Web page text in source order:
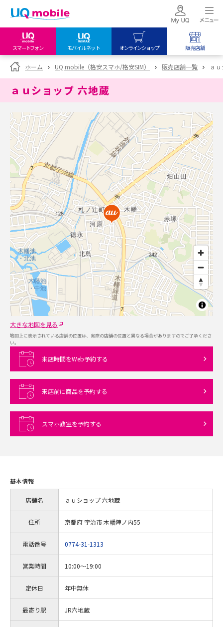
スマートフォン モバイルネット オンラインショップ 販売店舗
my UQ WiMAX
UQ WiMAX ご契約の方
My UQ mobile
UQ mobile
データチャージサイト
UQ mobile
オンラインショップ
UQ WiMAX
UQ mobile
販売店舗
UQ WiMAX
ホーム UQ mobile（格安スマホ/格安SIM） 販売店舗一覧 ａ
ａｕショップ 六地蔵
大きな地図を見る
地図上に表示されている店舗の位置は、実際の店舗の位置と異なる場合がありますのでご了承くださ
い。
来店時間をWeb予約する
来店前に商品を予約する
スマホ教室を予約する
基本情報
店舗名 ａｕショップ 六地蔵
住所 京都府 宇治市 木幡陣ノ内55
電話番号 0774-31-1313
営業時間 10:00～19:00
定休日 年中無休
最寄り駅 JR六地蔵